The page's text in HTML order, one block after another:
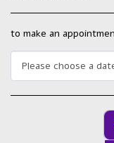
to make an
Please choose a